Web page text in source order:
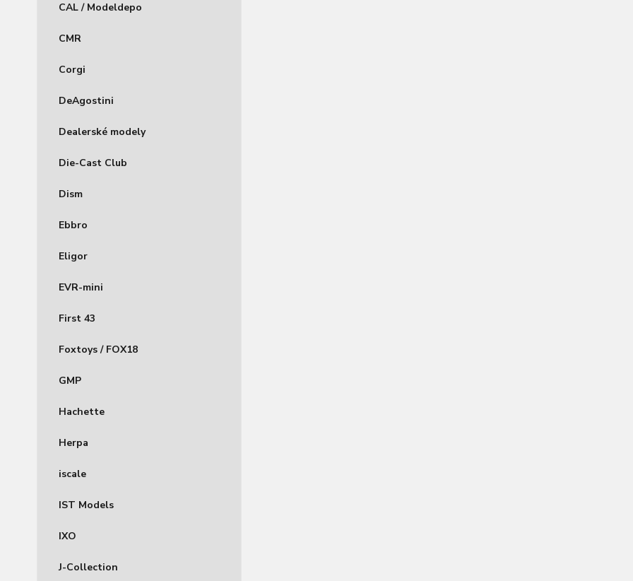
CAL / Modeldepo
CMR
Corgi
DeAgostini
Dealerské modely
Die-Cast Club
Dism
Ebbro
Eligor
EVR-mini
First 43
Foxtoys / FOX18
GMP
Hachette
Herpa
iscale
IST Models
IXO
J-Collection